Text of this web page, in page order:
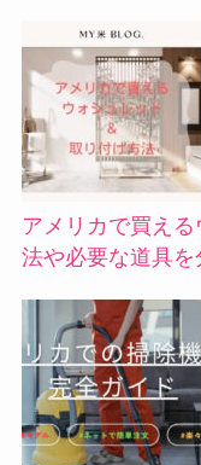
アメリカで買え
法や必要な道具